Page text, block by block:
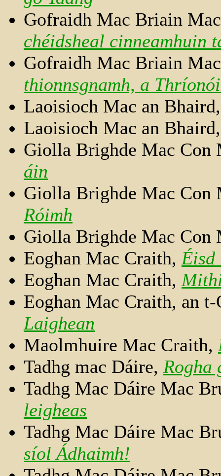
Gofraidh Mac Briain
chéidsheal cinneamhuin
Gofraidh Mac Briain
thionnsgnamh, a
Laoisioch Mac an
Laoisioch Mac an
Giolla Brighde Mac Con
áin
Giolla Brighde Mac Con
Róimh
Giolla Brighde Mac Con
Eoghan Mac Craith, Éisd
Eoghan Mac Craith,
Eoghan Mac Craith, an
Laighean
Maolmhuire Mac Craith,
Tadhg mac Dáire, Rogha
Tadhg Mac Dáire Mac
leigheas
Tadhg Mac Dáire Mac
síol Ádhaimh!